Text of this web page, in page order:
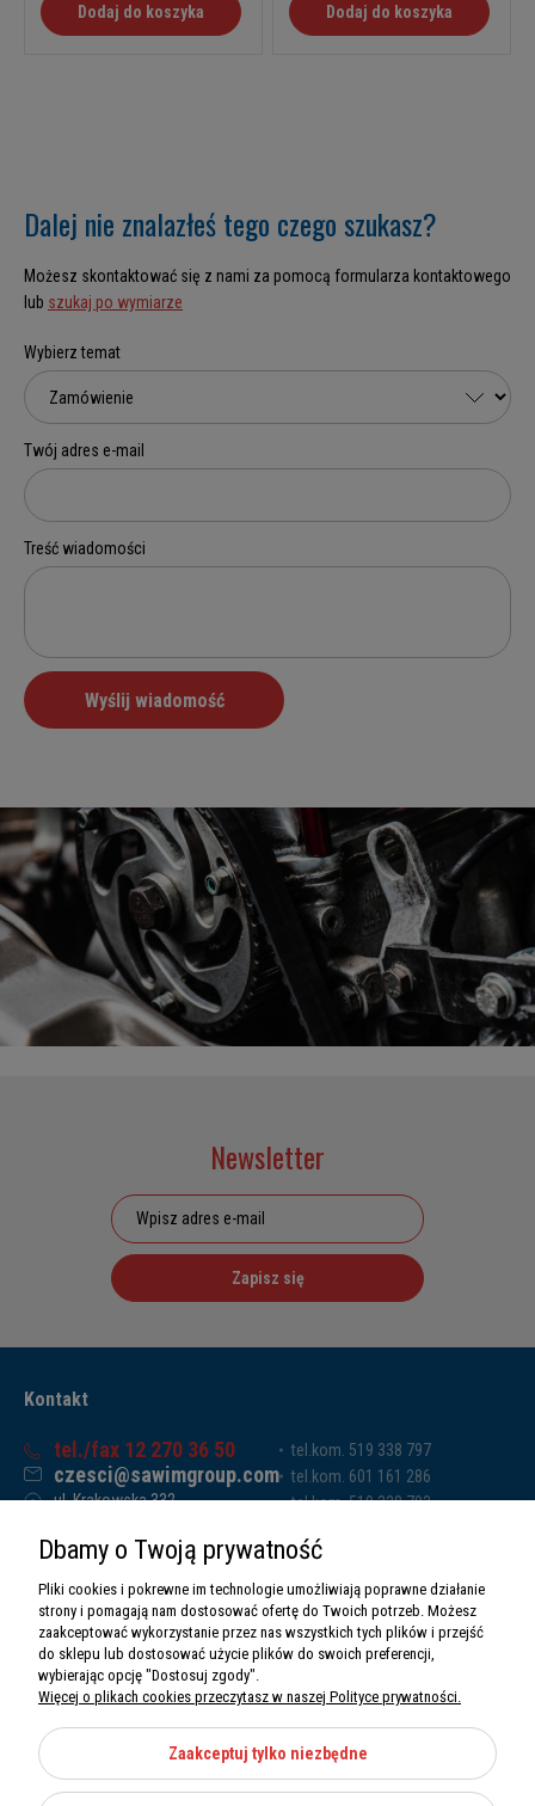
Dodaj do koszyka Dodaj do koszyka
Dalej nie znalazłeś tego czego szukasz?
Możesz skontaktować się z nami za pomocą formularza kontaktowego
lub szukaj po wymiarze
Newsletter
Zapisz się
Kontakt
tel./fax 12 270 36 50
czesci@sawimgroup.com
ul. Krakowska 332,
Sawim Group Mariusz Zdyb sp. k.
NIP: 5130284470
REGON: 5246591010
tel.kom. 519 338 797
tel.kom. 601 161 286
tel.kom. 519 338 793
O nas
Informacje
Dbamy o Twoją prywatność
Pliki cookies i pokrewne im technologie umożliwiają poprawne działanie
strony i pomagają nam dostosować ofertę do Twoich potrzeb. Możesz
zaakceptować wykorzystanie przez nas wszystkich tych plików i przejść
do sklepu lub dostosować użycie plików do swoich preferencji,
wybierając opcję "Dostosuj zgody".
Więcej o plikach cookies przeczytasz w naszej Polityce prywatności.
Zaakceptuj tylko niezbędne